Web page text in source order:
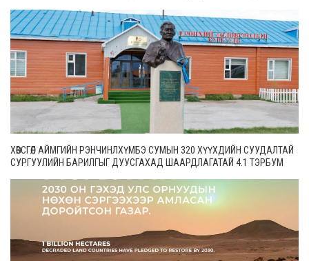
ХӨВСГӨЛ АЙМГИЙН РЭНЧИНЛХҮМБЭ СУМЫН 320 ХҮҮХДИЙН СУУДАЛТАЙ
СУРГУУЛИЙН БАРИЛГЫГ ДУУСГАХАД ШААРДЛАГАТАЙ 4.1 ТЭРБУМ